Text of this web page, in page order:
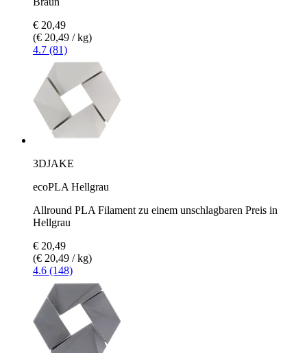
€ 20,49
(€ 20,49 / kg)
4.7 (81)
3DJAKE
ecoPLA Hellgrau
Allround PLA Filament zu einem unschlagbaren Preis in
Hellgrau
€ 20,49
(€ 20,49 / kg)
4.6 (148)